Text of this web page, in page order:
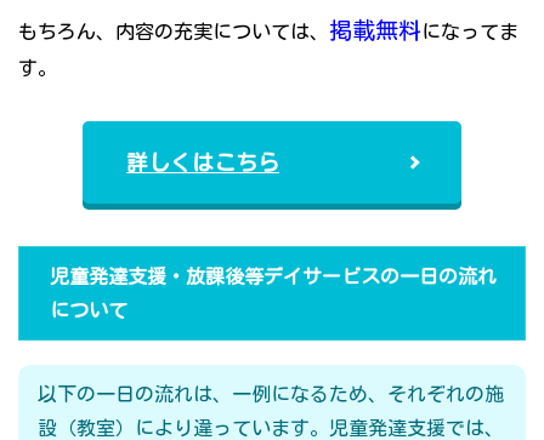
もちろん、内容の充実については、 掲載無料になってま
す。
詳しくはこちら
児童発達支援・放課後等デイサービスの一日の流れ
について
以下の一日の流れは、一例になるため、それぞれの施
設（教室）により違っています。児童発達支援では、